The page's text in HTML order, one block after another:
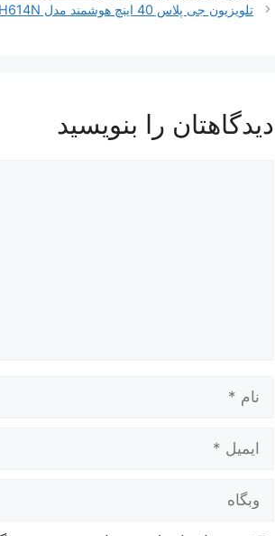
تلویزیون جی پلاس 40 اینچ هوشمند مدل GTV-40RH614N
دیدگاهتان را بنویسید
وبگاه